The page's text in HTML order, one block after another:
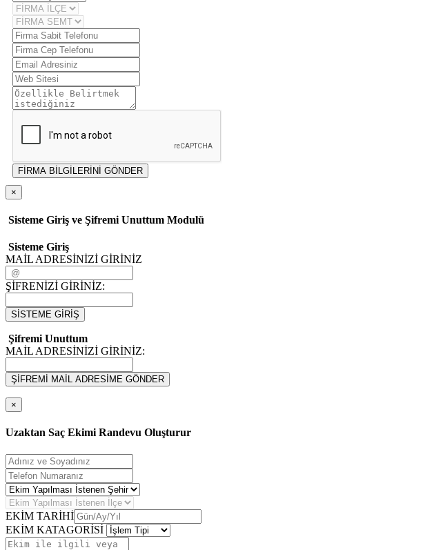
FİRMA BİLGİLERİNİ GÖNDER
×
Sisteme Giriş ve Şifremi Unuttum Modulü
Sisteme Giriş
MAİL ADRESİNİZİ GİRİNİZ
ŞİFRENİZİ GİRİNİZ:
SİSTEME GİRİŞ
Şifremi Unuttum
MAİL ADRESİNİZİ GİRİNİZ:
ŞİFREMİ MAİL ADRESİME GÖNDER
×
Uzaktan Saç Ekimi Randevu Oluşturur
EKİM TARİHİ
EKİM KATAGORİSİ